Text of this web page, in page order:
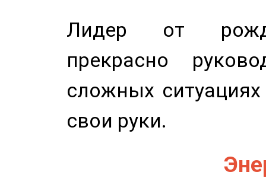
Лидер от
прекрасно
сложных
свои руки.